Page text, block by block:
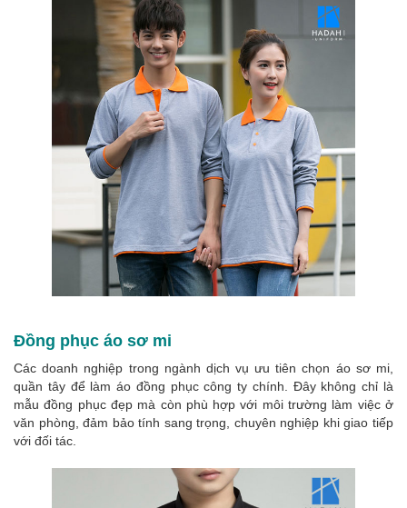
Đồng phục áo sơ mi
Các doanh nghiệp trong ngành dịch vụ ưu tiên chọn áo sơ mi,
quần tây để làm áo đồng phục công ty chính. Đây không chỉ là
mẫu đồng phục đẹp mà còn phù hợp với môi trường làm việc ở
văn phòng, đảm bảo tính sang trọng, chuyên nghiệp khi giao tiếp
với đối tác.